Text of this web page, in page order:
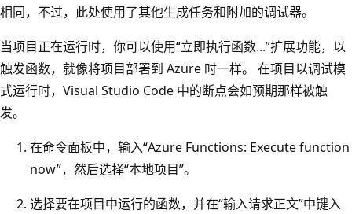
相同，不过，此处使用了其他生成任务和附加的调试器。
当项目正在运行时，你可以使用“立即执行函数...”扩展功能，以
触发函数，就像将项目部署到 Azure 时一样。 在项目以调试模
式运行时，Visual Studio Code 中的断点会如预期那样被触
发。
在命令面板中，输入“Azure Functions: Execute function
now”，然后选择“本地项目”。
选择要在项目中运行的函数，并在“输入请求正文”中键入